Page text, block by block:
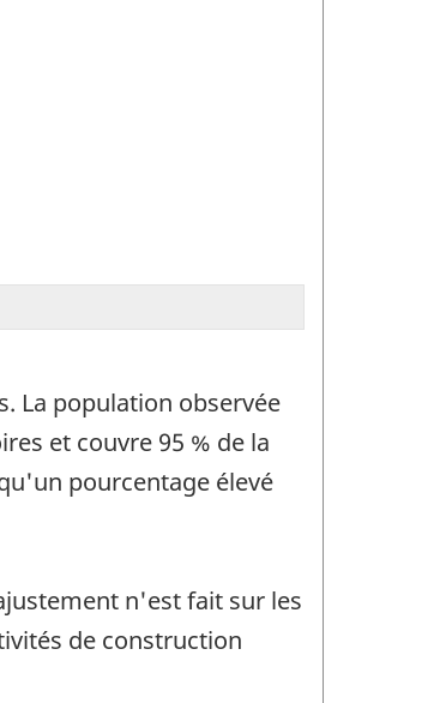
La population observée
et couvre 95 % de la
pourcentage élevé
n'est fait sur les
de construction